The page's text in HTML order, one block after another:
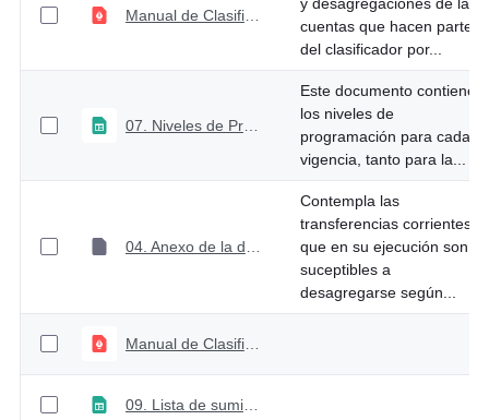
Manual de Clasificación Presupuestal
y desagregaciones de las
cuentas que hacen parte
del clasificador por...
07. Niveles de Programación 2025
Este documento contiene
los niveles de
programación para cada
vigencia, tanto para la...
Contempla las
transferencias corrientes
que en su ejecución son
suceptibles a
desagregarse según...
Manual de Clasificación Funcional
09. Lista de suministros Colombia Compra Eficiente